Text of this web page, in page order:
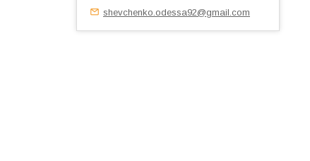
shevchenko.odessa92@gmail.com